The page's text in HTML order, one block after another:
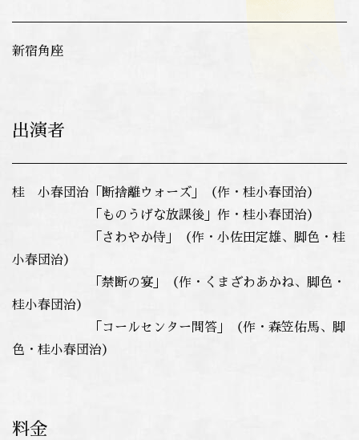
新宿角座
出演者
桂 小春団治「断捨離ウォーズ」（作・桂小春団治）
「ものうげな放課後」作・桂小春団治）
「さわやか侍」（作・小佐田定雄、脚色・桂
小春団治）
「禁断の宴」（作・くまざわあかね、脚色・
桂小春団治）
「コールセンター問答」（作・森笠佑馬、脚
色・桂小春団治）
料金